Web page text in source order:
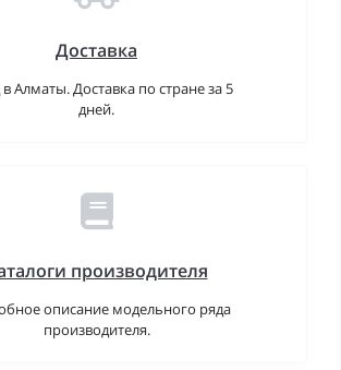
Доставка
Алматы. Доставка по стране за 5
дней.
производителя
описание модельного ряда
производителя.